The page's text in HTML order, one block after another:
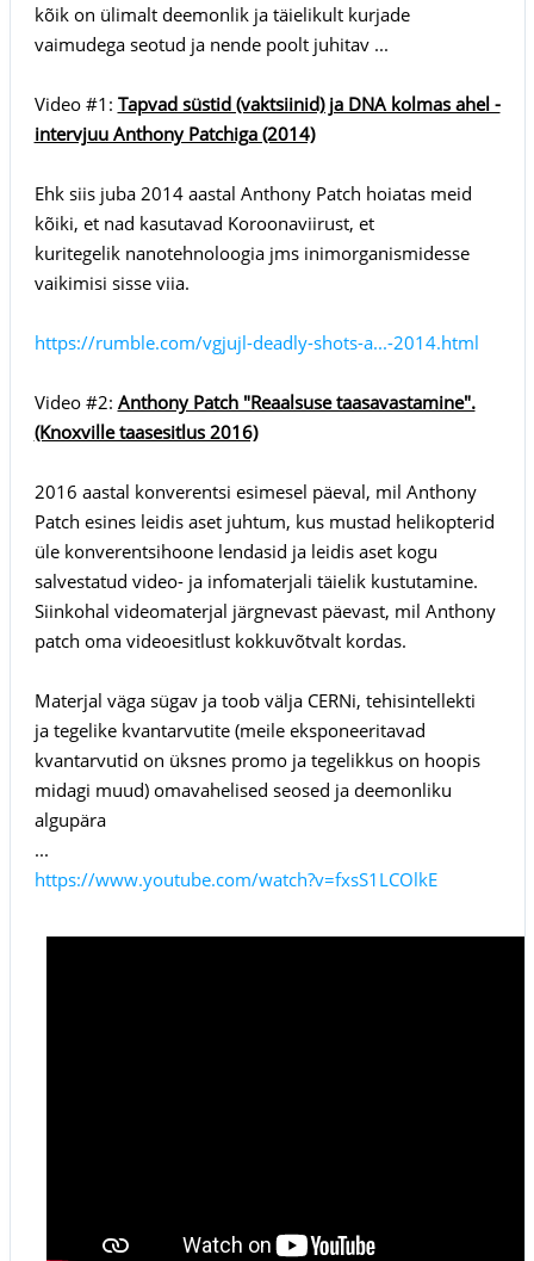
kõik on ülimalt deemonlik ja täielikult kurjade
vaimudega seotud ja nende poolt juhitav ...
Video #1: Tapvad süstid (vaktsiinid) ja DNA kolmas ahel -
intervjuu Anthony Patchiga (2014)
Ehk siis juba 2014 aastal Anthony Patch hoiatas meid
kõiki, et nad kasutavad Koroonaviirust, et
kuritegelik nanotehnoloogia jms inimorganismidesse
vaikimisi sisse viia.
https://rumble.com/vgjujl-deadly-shots-a...-2014.html
Video #2: Anthony Patch "Reaalsuse taasavastamine".
(Knoxville taasesitlus 2016)
2016 aastal konverentsi esimesel päeval, mil Anthony
Patch esines leidis aset juhtum, kus mustad helikopterid
üle konverentsihoone lendasid ja leidis aset kogu
salvestatud video- ja infomaterjali täielik kustutamine.
Siinkohal videomaterjal järgnevast päevast, mil Anthony
patch oma videoesitlust kokkuvõtvalt kordas.
Materjal väga sügav ja toob välja CERNi, tehisintellekti
ja tegelike kvantarvutite (meile eksponeeritavad
kvantarvutid on üksnes promo ja tegelikkus on hoopis
midagi muud) omavahelised seosed ja deemonliku
algupära
...
https://www.youtube.com/watch?v=fxsS1LCOlkE